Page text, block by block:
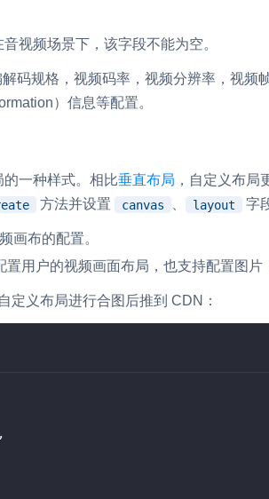
验
云端录制
本地服务端录制
旁路推流
与 RTC 客户端 SDK 互通，实现
全周期通话质量检测、回溯和分
视频场景下，该字段不能为空。
码规格，视频码率，视频分辨率，视频
）信息等配置。
一种样式。相比垂直布局 ，自定义布局
方法并设置 canvas layout 字
画布的配置。
置用户的视频画面布局，也支持配置图片
定义布局进行合图后推到 CDN：
,